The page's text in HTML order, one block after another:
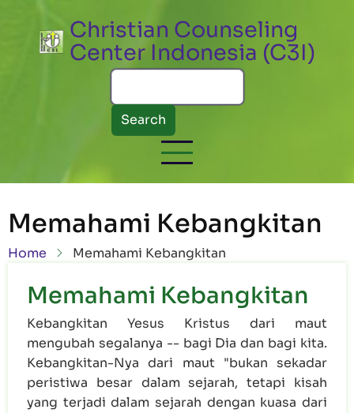
Christian Counseling
Center Indonesia (C3I)
Search
Memahami Kebangkitan
Breadcrumb
Home Memahami Kebangkitan
Memahami Kebangkitan
Kebangkitan Yesus Kristus dari maut
mengubah segalanya -- bagi Dia dan bagi kita.
Kebangkitan-Nya dari maut "bukan sekadar
peristiwa besar dalam sejarah, tetapi kisah
yang terjadi dalam sejarah dengan kuasa dari